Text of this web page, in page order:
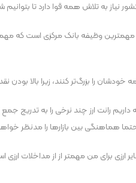
به تلاش همه قوا دارد تا
وظیفه بانک مرکزی است که
خودشان را بزرگ‌تر کنند، زیرا
ارز چند نرخی را به تدریج جمع
و حتما هماهنگی بین بازارها را مدنظر